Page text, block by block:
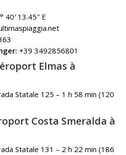
40′ 13.45″ E
+39 3492856801
Elmas à
Statale 125 – 1 h 58 min (120
Costa Smeralda à
Statale 131 – 2 h 22 min (186